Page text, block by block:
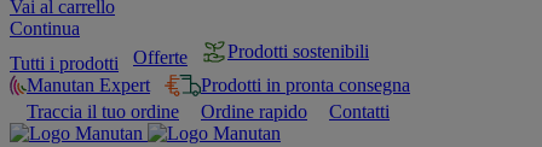
Vai al carrello
Continua
Tutti i prodotti
Offerte
Prodotti sostenibili
Manutan Expert
Prodotti in pronta consegna
Traccia il tuo ordine
Ordine rapido Contatti